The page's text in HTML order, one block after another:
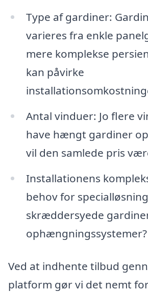
Type af gardiner:
varieres fra enkle
mere komplekse
kan påvirke
Antal vinduer: Jo flere
have hængt gardiner
vil den samlede pris
Installationens
behov for
skræddersyede
ophængningssystemer?
Ved at indhente tilbud
platform gør vi det nemt